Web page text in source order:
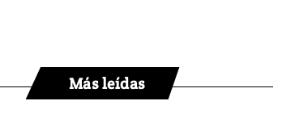
Más leídas